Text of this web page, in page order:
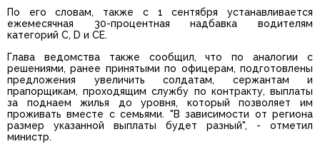
По его словам, также с 1 сентября устанавливается
ежемесячная 30-процентная надбавка водителям
категорий С, D и СЕ.
Глава ведомства также сообщил, что по аналогии с
решениями, ранее принятыми по офицерам, подготовлены
предложения увеличить солдатам, сержантам и
прапорщикам, проходящим службу по контракту, выплаты
за поднаем жилья до уровня, который позволяет им
проживать вместе с семьями. "В зависимости от региона
размер указанной выплаты будет разный", - отметил
министр.